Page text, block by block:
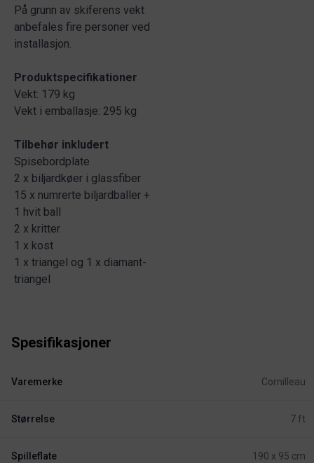
På grunn av skiferens vekt
anbefales fire personer ved
installasjon.
Produktspecifikationer
Vekt: 179 kg
Vekt i emballasje: 295 kg
Tilbehør inkludert
Spisebordplate
2 x biljardkøer i glassfiber
15 x numrerte biljardballer +
1 hvit ball
2 x kritter
1 x kost
1 x triangel og 1 x diamant-
triangel
Spesifikasjoner
Varemerke Cornilleau
Størrelse 7 ft
Spilleflate 190 x 95 cm